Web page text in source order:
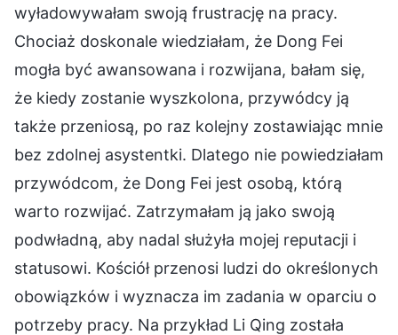
wyładowywałam swoją frustrację na pracy.
Chociaż doskonale wiedziałam, że Dong Fei
mogła być awansowana i rozwijana, bałam się,
że kiedy zostanie wyszkolona, przywódcy ją
także przeniosą, po raz kolejny zostawiając mnie
bez zdolnej asystentki. Dlatego nie powiedziałam
przywódcom, że Dong Fei jest osobą, którą
warto rozwijać. Zatrzymałam ją jako swoją
podwładną, aby nadal służyła mojej reputacji i
statusowi. Kościół przenosi ludzi do określonych
obowiązków i wyznacza im zadania w oparciu o
potrzeby pracy. Na przykład Li Qing została